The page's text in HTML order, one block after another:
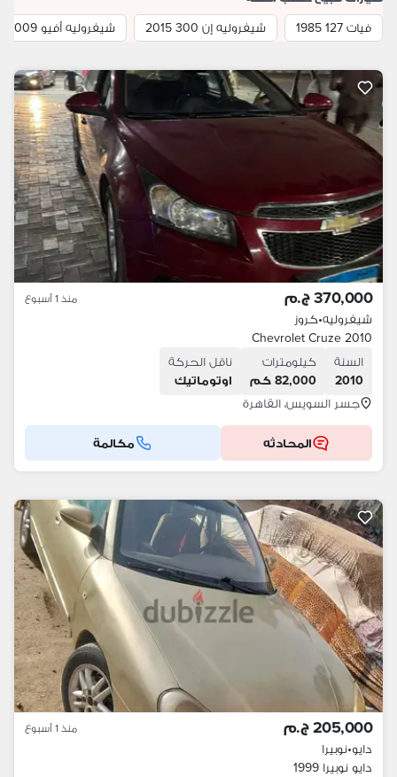
فيات 127 1985
شيفروليه إن 300 2015 شيفروليه أفيو 2009
370,000 ج.م منذ 1 أسبوع
شيفروليه•كروز
Chevrolet Cruze 2010
السنة
2010
كيلومترات
82,000 كم
ناقل الحركة
اوتوماتيك
جسر السويس، القاهرة
المحادثه مكالمة
205,000 ج.م منذ 1 أسبوع
دايو•نوبيرا
دايو نوبيرا 1999